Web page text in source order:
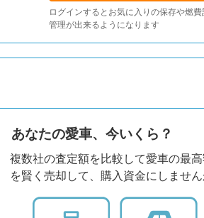
ログインするとお気に入りの保存や燃
管理が出来るようになります
あなたの愛車、今いくら？
複数社の査定額を比較して愛車の最
を賢く売却して、購入資金にしません